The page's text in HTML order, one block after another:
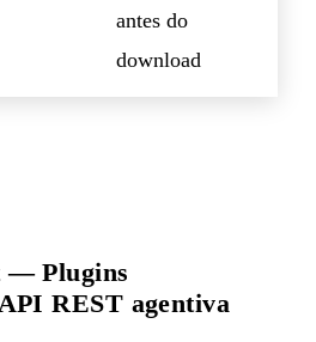
antes do
download
— Plugins
REST agentiva